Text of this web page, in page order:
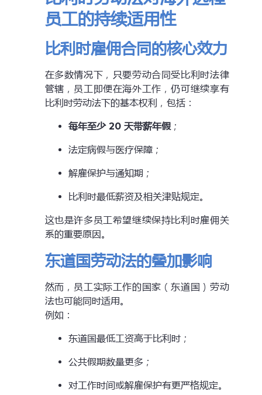
员工的持续适用性
比利时雇佣合同的核心效力
在多数情况下，只要劳动合同受比利时法律
管辖，员工即便在海外工作，仍可继续享有
比利时劳动法下的基本权利，包括：
每年至少 20 天带薪年假；
法定病假与医疗保障；
解雇保护与通知期；
比利时最低薪资及相关津贴规定。
这也是许多员工希望继续保持比利时雇佣关
系的重要原因。
东道国劳动法的叠加影响
然而，员工实际工作的国家（东道国）劳动
法也可能同时适用。
例如：
东道国最低工资高于比利时；
公共假期数量更多；
对工作时间或解雇保护有更严格规定。